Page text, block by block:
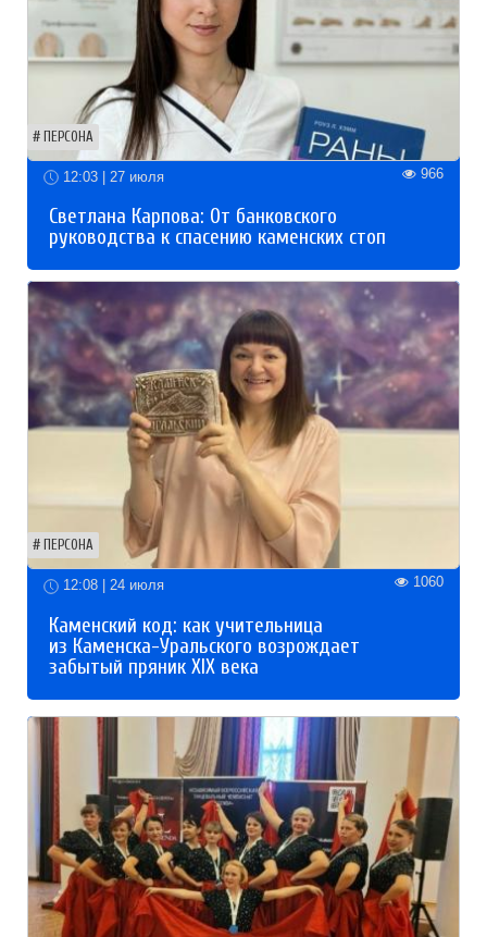
ПЕРСОНА
12:03 | 27 июля 966
Светлана Карпова: От банковского
руководства к спасению каменских стоп
ПЕРСОНА
12:08 | 24 июля 1060
Каменский код: как учительница
из Каменска-Уральского возрождает
забытый пряник XIX века